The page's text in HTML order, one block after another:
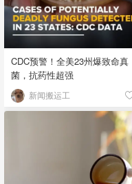
CDC预警！全美23州爆致命真
菌，抗药性超强
新闻搬运工